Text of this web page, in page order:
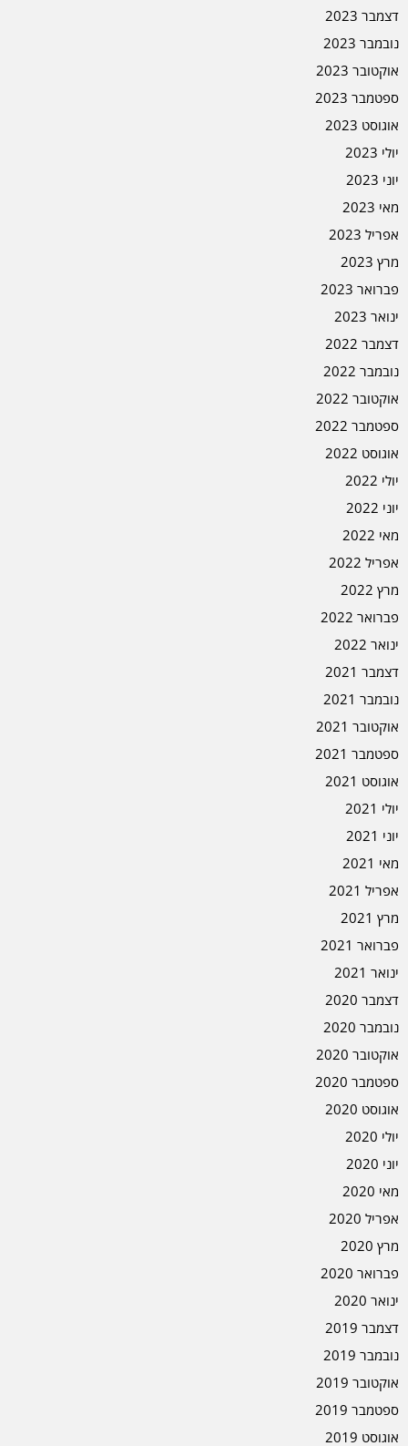
דצמבר 2023
נובמבר 2023
אוקטובר 2023
ספטמבר 2023
אוגוסט 2023
יולי 2023
יוני 2023
מאי 2023
אפריל 2023
מרץ 2023
פברואר 2023
ינואר 2023
דצמבר 2022
נובמבר 2022
אוקטובר 2022
ספטמבר 2022
אוגוסט 2022
יולי 2022
יוני 2022
מאי 2022
אפריל 2022
מרץ 2022
פברואר 2022
ינואר 2022
דצמבר 2021
נובמבר 2021
אוקטובר 2021
ספטמבר 2021
אוגוסט 2021
יולי 2021
יוני 2021
מאי 2021
אפריל 2021
מרץ 2021
פברואר 2021
ינואר 2021
דצמבר 2020
נובמבר 2020
אוקטובר 2020
ספטמבר 2020
אוגוסט 2020
יולי 2020
יוני 2020
מאי 2020
אפריל 2020
מרץ 2020
פברואר 2020
ינואר 2020
דצמבר 2019
נובמבר 2019
אוקטובר 2019
ספטמבר 2019
אוגוסט 2019